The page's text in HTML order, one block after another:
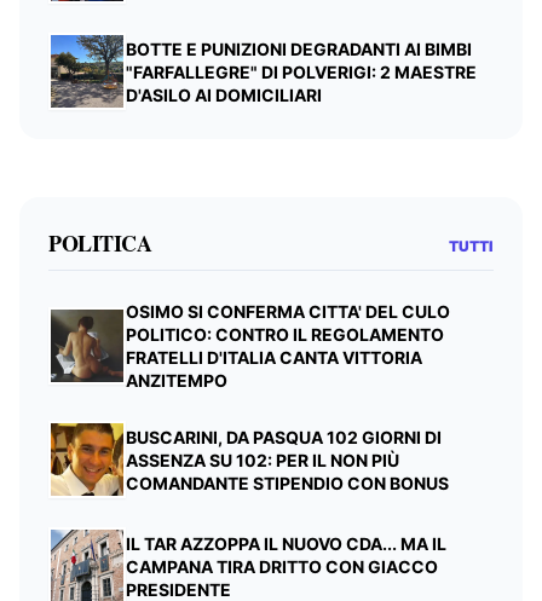
BOTTE E PUNIZIONI DEGRADANTI AI BIMBI
"FARFALLEGRE" DI POLVERIGI: 2 MAESTRE
D'ASILO AI DOMICILIARI
POLITICA TUTTI
OSIMO SI CONFERMA CITTA' DEL CULO
POLITICO: CONTRO IL REGOLAMENTO
FRATELLI D'ITALIA CANTA VITTORIA
ANZITEMPO
BUSCARINI, DA PASQUA 102 GIORNI DI
ASSENZA SU 102: PER IL NON PIÙ
COMANDANTE STIPENDIO CON BONUS
IL TAR AZZOPPA IL NUOVO CDA... MA IL
CAMPANA TIRA DRITTO CON GIACCO
PRESIDENTE